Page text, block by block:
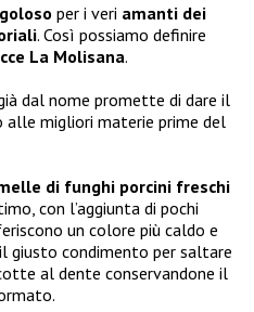
per i veri amanti dei
. Così possiamo definire
La Molisana.
dal nome promette di dare il
alle migliori materie prime del
di funghi porcini freschi
con l’aggiunta di pochi
un colore più caldo e
condimento per saltare
al dente conservandone il